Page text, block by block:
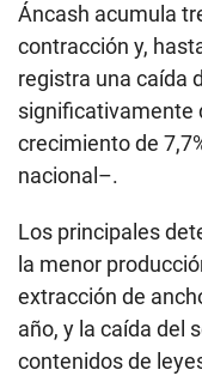
Áncash acumula
contracción y,
registra una caída
significativamente
crecimiento de
nacional–.
Los principales
la menor
extracción de
año, y la caída del
contenidos de